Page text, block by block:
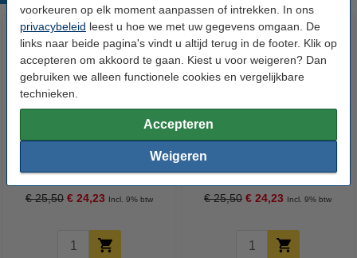
voorkeuren op elk moment aanpassen of intrekken. In ons
privacybeleid leest u hoe we met uw gegevens omgaan. De
links naar beide pagina's vindt u altijd terug in de footer. Klik op
accepteren om akkoord te gaan. Kiest u voor weigeren? Dan
gebruiken we alleen functionele cookies en vergelijkbare
technieken.
Accepteren
Weigeren
Coca Cola Regular blikjes 33 cl
€ 25,50 € 24,23 Incl. 9% btw
Coca Cola Zero blikjes 33 cl (24
€ 25,50 € 24,23 Incl. 9% btw